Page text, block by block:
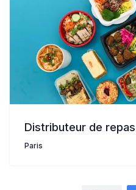
Distributeur de repas
Paris